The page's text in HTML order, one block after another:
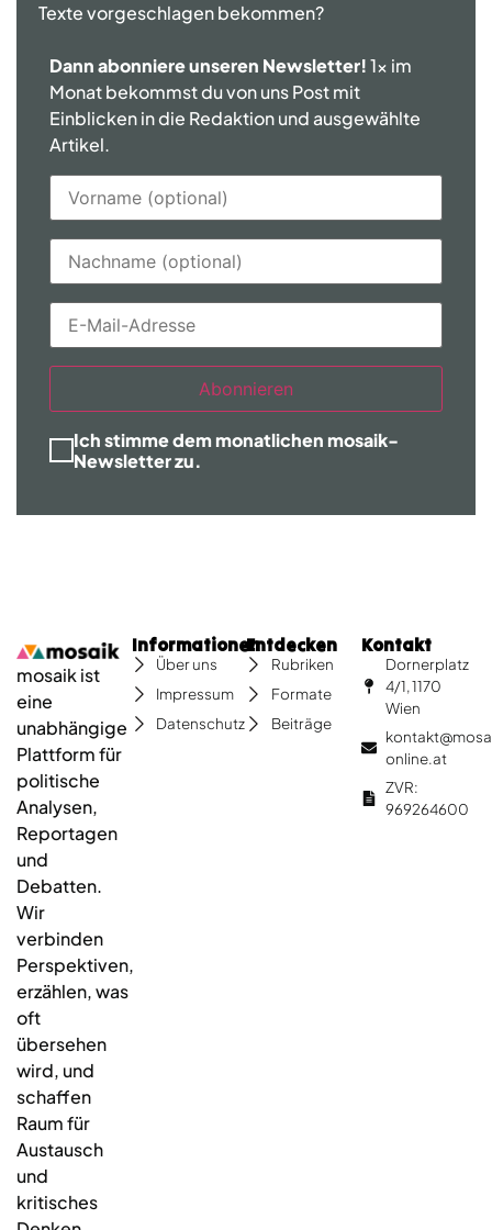
Texte vorgeschlagen bekommen?
Dann abonniere unseren Newsletter!1x im
Monat bekommst du von uns Post mit
Einblicken in die Redaktion und ausgewählte
Artikel.
Abonnieren
Ich stimme dem monatlichen mosaik-
Newsletter zu.
mosaik ist
eine
unabhängige
Plattform für
politische
Analysen,
Reportagen
und
Debatten.
Wir
verbinden
Perspektiven,
erzählen, was
oft
übersehen
wird, und
schaffen
Raum für
Austausch
und
kritisches
Informationen
Über uns
Impressum
Datenschutz
Entdecken
Rubriken
Formate
Beiträge
Kontakt
Dornerplatz
4/1, 1170
Wien
online.at
ZVR:
969264600